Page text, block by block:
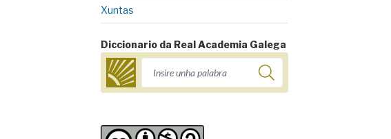
Xuntas
Diccionario da Real Academia Galega